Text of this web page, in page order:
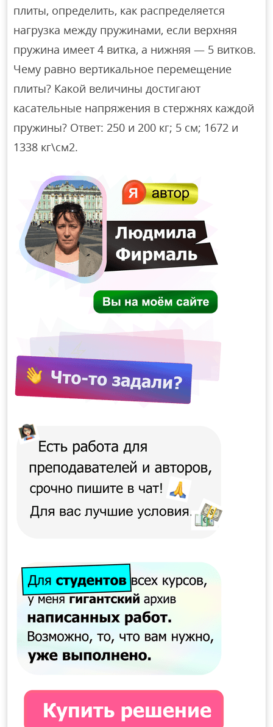
плиты, определить, как распределяется
нагрузка между пружинами, если верхняя
пружина имеет 4 витка, а нижняя — 5 витков.
Чему равно вертикальное перемещение
плиты? Какой величины достигают
касательные напряжения в стержнях каждой
пружины? Ответ: 250 и 200 кг; 5 см; 1672 и
1338 кг\см2.